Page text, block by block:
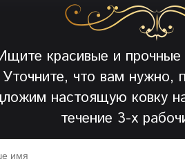
красивые и прочные
Уточните, что вам нужно,
настоящую ковку
течение 3-х